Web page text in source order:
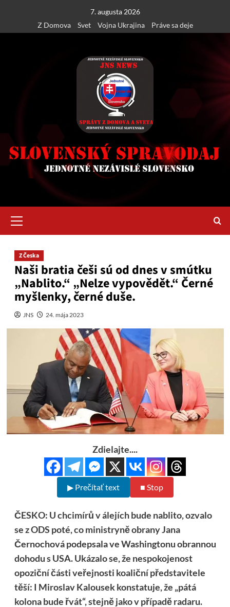
content
7. augusta 2026
Z Domova
Svet Vojna Ukrajina Práve sa deje
Menu
Z Česka
Naši bratia češi sú od dnes v smútku
„Nablito.“ „Nelze vypovědět.“ Černé
myšlenky, černé duše.
JNS 24. mája 2023
Zdielajte....
▶ Prečítať text ■ Stop
ČESKO: U chcimírů v álejích bude nablito, ozvalo
se z ODS poté, co ministryně obrany Jana
Černochová podepsala ve Washingtonu obrannou
dohodu s USA. Ukázalo se, že nespokojenost
opoziční části veřejnosti koaliční představitele
těší: I Miroslav Kalousek konstatuje, že „pátá
kolona bude řvát“, stejně jako v případě radaru.